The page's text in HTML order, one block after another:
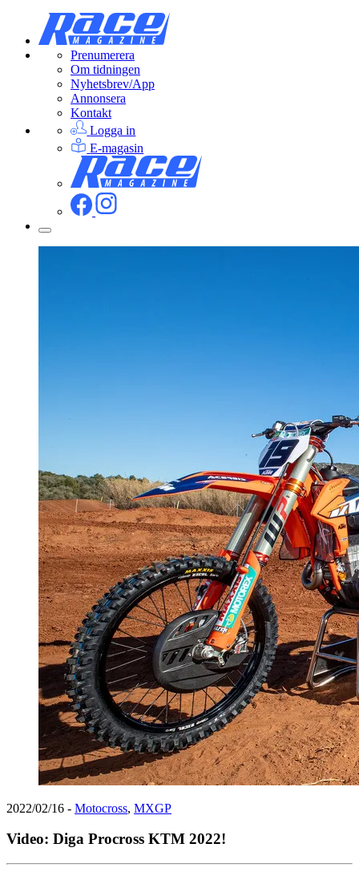
Prenumerera
Om tidningen
Nyhetsbrev/App
Annonsera
Kontakt
Logga in
E-magasin
2022/02/16 - Motocross, MXGP
Video: Diga Procross KTM 2022!